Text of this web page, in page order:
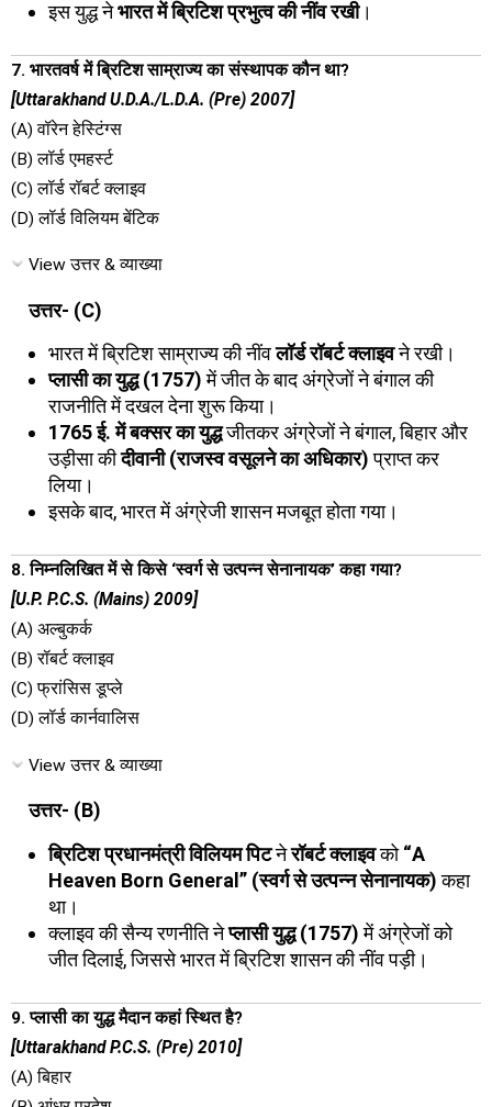
इस युद्ध नेभारत में ब्रिटिश प्रभुत्व की नींव रखी।
7. भारतवर्ष में ब्रिटिश साम्राज्य का संस्थापक कौन था?
[Uttarakhand U.D.A./L.D.A. (Pre) 2007]
(A) वॉरेन हेस्टिंग्स
(B) लॉर्ड एमहर्स्ट
(C) लॉर्ड रॉबर्ट क्लाइव
(D) लॉर्ड विलियम बेंटिक
View उत्तर & व्याख्या
उत्तर- (C)
भारत में ब्रिटिश साम्राज्य की नींवलॉर्ड रॉबर्ट क्लाइवने रखी।
प्लासी का युद्ध (1757)में जीत के बाद अंग्रेजों ने बंगाल की
राजनीति में दखल देना शुरू किया।
1765 ई. में बक्सर का युद्धजीतकर अंग्रेजों ने बंगाल, बिहार और
उड़ीसा कीदीवानी (राजस्व वसूलने का अधिकार)प्राप्त कर
लिया।
इसके बाद, भारत में अंग्रेजी शासन मजबूत होता गया।
8. निम्नलिखित में से किसे ‘स्वर्ग से उत्पन्न सेनानायक’ कहा गया?
[U.P. P.C.S. (Mains) 2009]
(A) अल्बुकर्क
(B) रॉबर्ट क्लाइव
(C) फ्रांसिस डूप्ले
(D) लॉर्ड कार्नवालिस
View उत्तर & व्याख्या
उत्तर- (B)
ब्रिटिश प्रधानमंत्री विलियम पिटनेरॉबर्ट क्लाइवको“A
Heaven Born General” (स्वर्ग से उत्पन्न सेनानायक)कहा
था।
क्लाइव की सैन्य रणनीति नेप्लासी युद्ध (1757)में अंग्रेजों को
जीत दिलाई, जिससे भारत में ब्रिटिश शासन की नींव पड़ी।
9. प्लासी का युद्ध मैदान कहां स्थित है?
[Uttarakhand P.C.S. (Pre) 2010]
(A) बिहार